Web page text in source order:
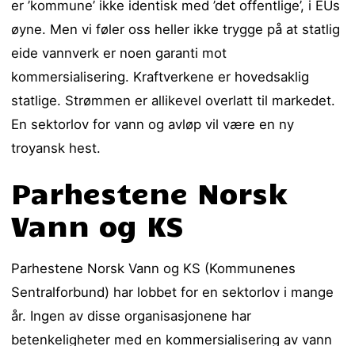
er ’kommune’ ikke identisk med ’det offentlige’, i EUs
øyne. Men vi føler oss heller ikke trygge på at statlig
eide vannverk er noen garanti mot
kommersialisering. Kraftverkene er hovedsaklig
statlige. Strømmen er allikevel overlatt til markedet.
En sektorlov for vann og avløp vil være en ny
troyansk hest.
Parhestene Norsk
Vann og KS
Parhestene Norsk Vann og KS (Kommunenes
Sentralforbund) har lobbet for en sektorlov i mange
år. Ingen av disse organisasjonene har
betenkeligheter med en kommersialisering av vann